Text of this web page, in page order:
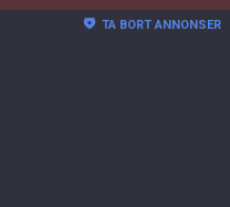
TA BORT ANNONSER